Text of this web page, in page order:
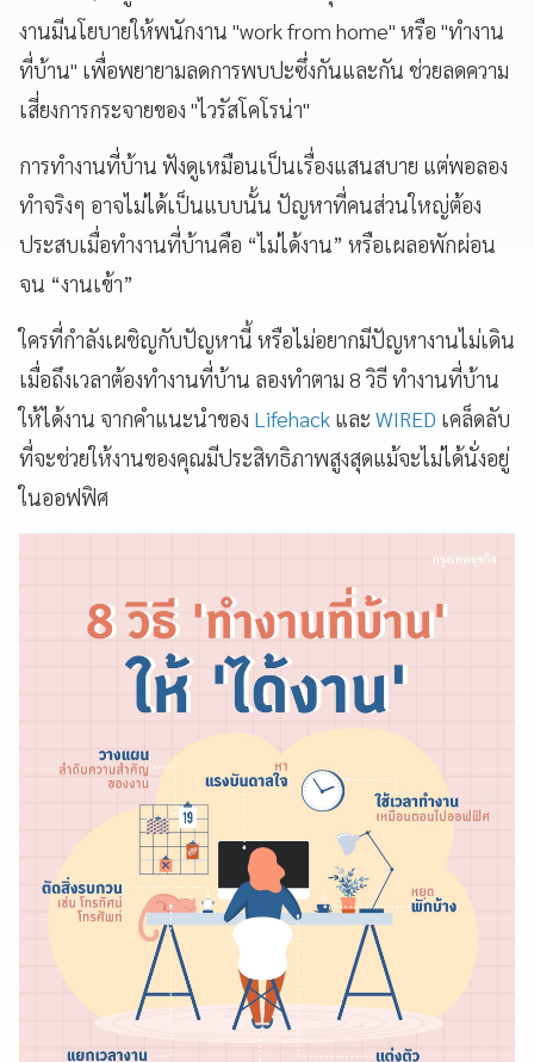
งานมีนโยบายให้พนักงาน "work from home" หรือ "ทำงาน
ที่บ้าน" เพื่อพยายามลดการพบปะซึ่งกันและกัน ช่วยลดความ
เสี่ยงการกระจายของ "ไวรัสโคโรน่า"
การทำงานที่บ้าน ฟังดูเหมือนเป็นเรื่องแสนสบาย แต่พอลอง
ทำจริงๆ อาจไม่ได้เป็นแบบนั้น ปัญหาที่คนส่วนใหญ่ต้อง
ประสบเมื่อทำงานที่บ้านคือ “ไม่ได้งาน” หรือเผลอพักผ่อน
จน “งานเข้า”
ใครที่กำลังเผชิญกับปัญหานี้ หรือไม่อยากมีปัญหางานไม่เดิน
เมื่อถึงเวลาต้องทำงานที่บ้าน ลองทำตาม 8 วิธี ทำงานที่บ้าน
ให้ได้งาน จากคำแนะนำของ Lifehack และ WIRED เคล็ดลับ
ที่จะช่วยให้งานของคุณมีประสิทธิภาพสูงสุดแม้จะไม่ได้นั่งอยู่
ในออฟฟิศ